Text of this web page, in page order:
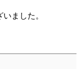
ました。